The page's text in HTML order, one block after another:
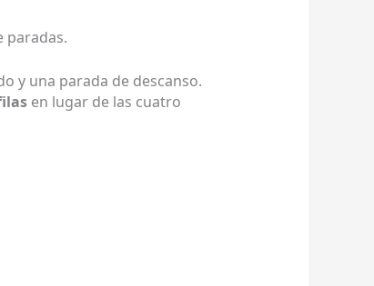
paradas.
y una parada de descanso.
en lugar de las cuatro